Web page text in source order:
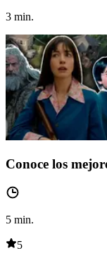
3 min.
Conoce los
5 min.
5